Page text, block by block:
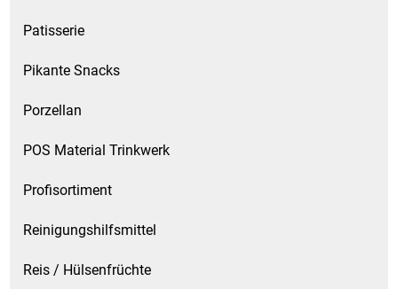
Textilien
Tischbereich
Tischkultur
Trocken-/Backfrüchte
Patisserie
Pikante Snacks
Porzellan
POS Material Trinkwerk
Profisortiment
Reinigungshilfsmittel
Reis / Hülsenfrüchte